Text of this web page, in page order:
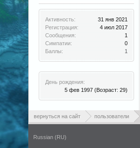
Активность:
31 янв 2021
Регистрация:
4 июл 2017
Сообщения:
1
Симпатии:
0
Баллы:
1
День рождения:
5 фев 1997 (Возраст: 29)
вернуться на сайт пользователи
Russian (RU)